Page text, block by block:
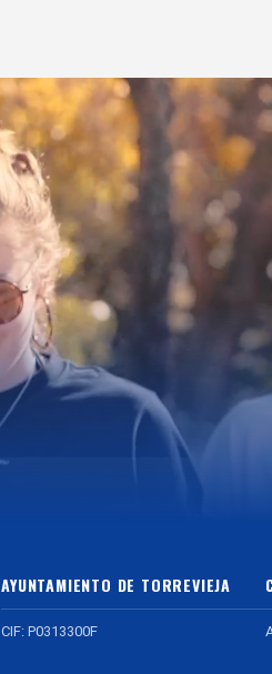
AYUNTAMIENTO DE TORREVIEJA
CIF: P0313300F